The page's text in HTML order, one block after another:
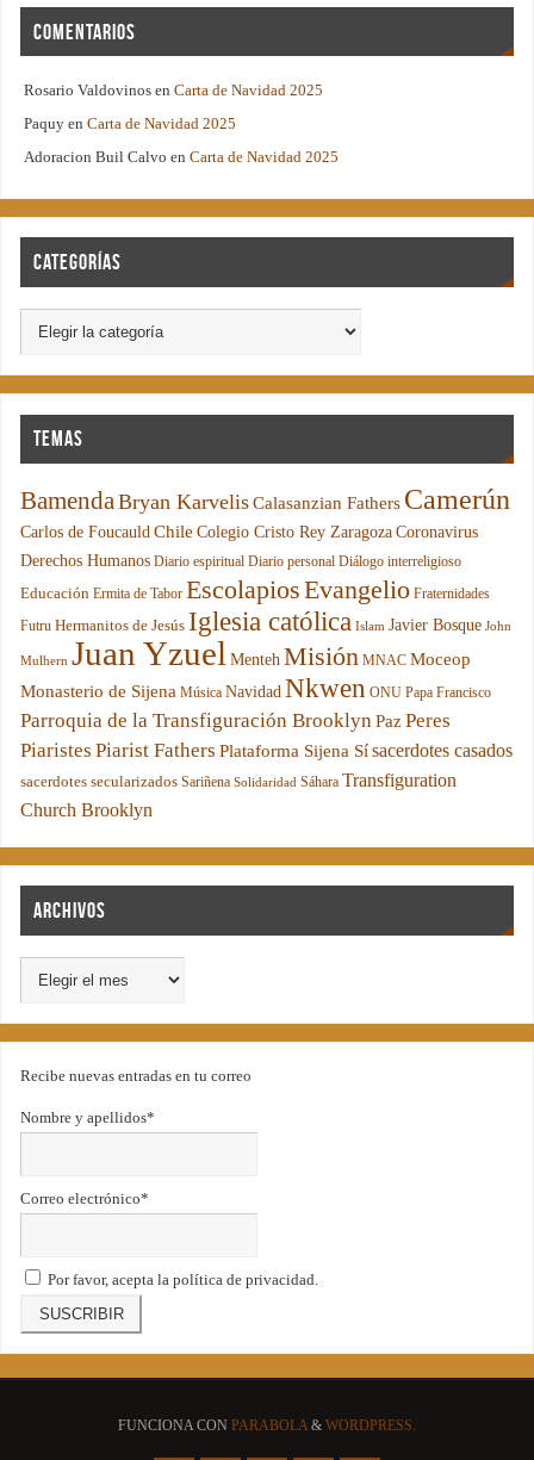
Comentarios
Rosario Valdovinos enCarta de Navidad 2025
Paquy enCarta de Navidad 2025
Adoracion Buil Calvo enCarta de Navidad 2025
Categorías
Temas
BamendaBryan KarvelisCalasanzian Fathers Camerún
Carlos de Foucauld Chile Colegio Cristo Rey Zaragoza Coronavirus
Derechos Humanos Diario espiritual Diario personal Diálogo interreligioso
Educación Ermita de Tabor EscolapiosEvangelio Fraternidades
Futru Hermanitos de Jesús Iglesia católica Islam Javier Bosque John
Mulhern Juan Yzuel Menteh Misión MNAC Moceop
Monasterio de Sijena Música Navidad Nkwen ONU Papa Francisco
Parroquia de la Transfiguración Brooklyn Paz Peres
Piaristes Piarist Fathers Plataforma Sijena Sí sacerdotes casados
sacerdotes secularizados Sariñena Solidaridad Sáhara Transfiguration
Church Brooklyn
Archivos
Recibe nuevas entradas en tu correo
Nombre y apellidos*
Correo electrónico*
Por favor, acepta la política de privacidad.
FUNCIONA CON PARABOLA& WORDPRESS.